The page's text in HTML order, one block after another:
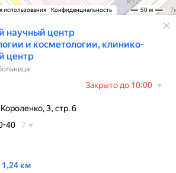
использования Конфиденциальность 50 м
научный центр
и косметологии, клинико-
центр
Закрыто до 10:00
3, стр. 6
40
7
1,24 км